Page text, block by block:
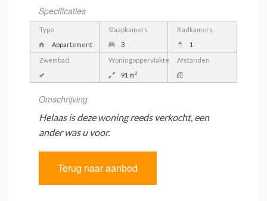
Specificaties
Type
Appartement
Slaapkamers
3
Badkamers
1
Zwembad
Woningoppervlakte
91 m2
Afstanden
Omschrijving
Helaas is deze woning reeds verkocht, een
ander was u voor.
Terug naar aanbod